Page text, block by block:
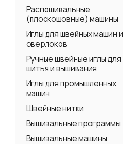
Распошивальные
(плоскошовные) машины
Иглы для швейных машин и
оверлоков
Ручные швейные иглы для
шитья и вышивания
Иглы для промышленных
машин
Швейные нитки
Вышивальные программы
Вышивальные машины